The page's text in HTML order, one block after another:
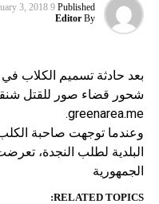
Published
9 years ago
3, 2018
By
Editor
بعد حادثة تسميم الكلاب
شحور قضاء صور للقتل
greenarea.me.
وعندما توجهت صاحبة
البلدية لطلب النجدة،
الجمهورية
RELATED TOPICS: